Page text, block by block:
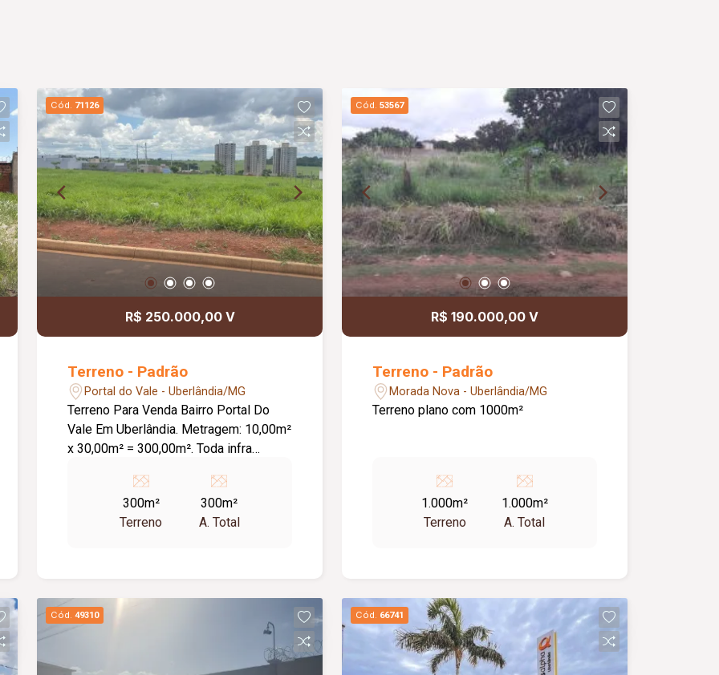
Cód. 71126
R$ 250.000,00 V
Terreno - Padrão
Portal do Vale - Uberlândia/MG
Terreno Para Venda Bairro Portal Do
Vale Em Uberlândia. Metragem: 10,00m²
x 30,00m² = 300,00m². Toda infra
300m²
Terreno
300m²
A. Total
Cód. 53567
R$ 190.000,00 V
Terreno - Padrão
Morada Nova - Uberlândia/MG
Terreno plano com 1000m²
1.000m²
Terreno
1.000m²
A. Total
Cód. 49310 Cód. 66741